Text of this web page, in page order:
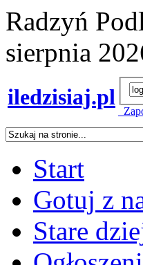
Radzyń
sierpnia
iledzisiaj.pl
Start
Gotuj z
Stare